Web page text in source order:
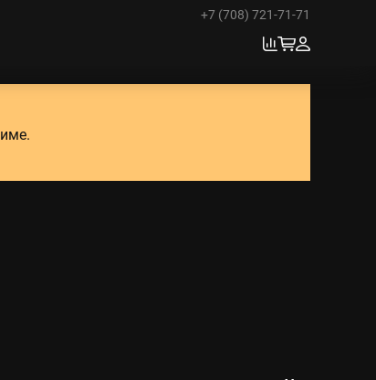
+7 (708) 721-71-71